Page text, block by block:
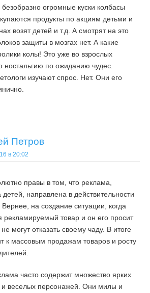
безобразно огромные куски колбасы
продукты по акциям детьми и
возят детей и т.д. А смотрят на это
защиты в мозгах нет. А какие
колы! Это уже во взрослых
ностальгию по ожиданию чудес.
изучают спрос. Нет. Они его
Петров
в 20:02
правы в том, что реклама,
направлена в действительности
на создание ситуации, когда
рекламируемый товар и он его просит
могут отказать своему чаду. В итоге
к массовым продажам товаров и росту
часто содержит множество ярких
и веселых персонажей. Они милы и